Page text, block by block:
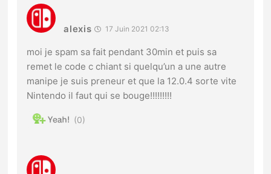
alexis 17 Juin 2021 02:13
moi je spam sa fait pendant 30min et puis sa
remet le code c chiant si quelqu’un a une autre
manipe je suis preneur et que la 12.0.4 sorte vite
Nintendo il faut qui se bouge!!!!!!!!!
0